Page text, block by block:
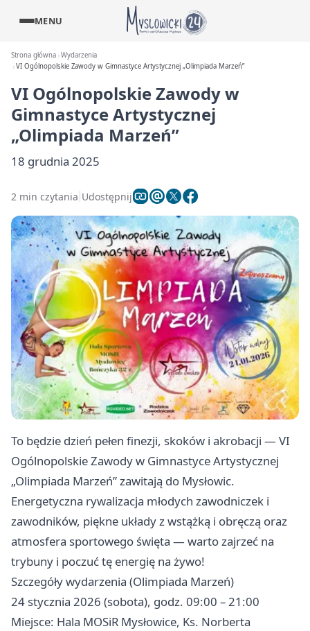
MENU
Strona główna Wydarzenia
VI Ogólnopolskie Zawody w Gimnastyce Artystycznej „Olimpiada Marzeń”
VI Ogólnopolskie Zawody w
Gimnastyce Artystycznej
„Olimpiada Marzeń”
18 grudnia 2025
2 min czytania Udostępnij
To będzie dzień pełen finezji, skoków i akrobacji — VI
Ogólnopolskie Zawody w Gimnastyce Artystycznej
„Olimpiada Marzeń” zawitają do Mysłowic.
Energetyczna rywalizacja młodych zawodniczek i
zawodników, piękne układy z wstążką i obręczą oraz
atmosfera sportowego święta — warto zajrzeć na
trybuny i poczuć tę energię na żywo! ‍
Szczegóły wydarzenia (Olimpiada Marzeń)
24 stycznia 2026 (sobota), godz. 09:00 – 21:00
Miejsce: Hala MOSiR Mysłowice, Ks. Norberta